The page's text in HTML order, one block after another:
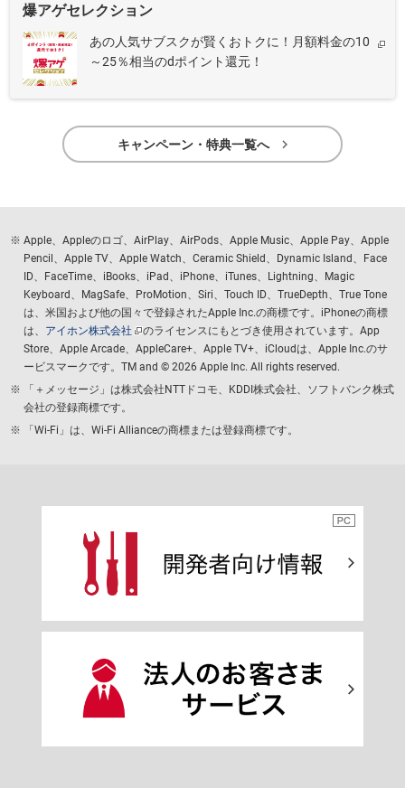
爆アゲセレクション
あの人気サブスクが賢くおトクに！月額料金の10
～25％相当のdポイント還元！
キャンペーン・特典一覧へ 
Apple、Appleのロゴ、AirPlay、AirPods、Apple Music、Apple Pay、Apple
Pencil、Apple TV、Apple Watch、Ceramic Shield、Dynamic Island、Face
ID、FaceTime、iBooks、iPad、iPhone、iTunes、Lightning、Magic
Keyboard、MagSafe、ProMotion、Siri、Touch ID、TrueDepth、True Tone
は、米国および他の国々で登録されたApple Inc.の商標です。iPhoneの商標
は、 アイホン株式会社
のライセンスにもとづき使用されています。App
Store、Apple Arcade、AppleCare+、Apple TV+、iCloudは、Apple Inc.のサ
ービスマークです。TM and © 2026 Apple Inc. All rights reserved.
「＋メッセージ」は株式会社NTTドコモ、KDDI株式会社、ソフトバンク株式
会社の登録商標です。
「Wi-Fi」は、Wi-Fi Allianceの商標または登録商標です。